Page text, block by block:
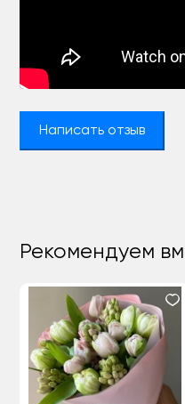
Написать отзыв
Рекомендуем